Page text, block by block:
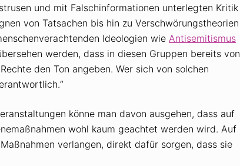
und mit Falschinformationen unterlegten Kritik
von Tatsachen bis hin zu Verschwörungstheorien
Ideologien wie Antisemitismus
werden, dass in diesen Gruppen bereits von
den Ton angeben. Wer sich von solchen
könne man davon ausgehen, dass auf
wohl kaum geachtet werden wird. Auf
verlangen, direkt dafür sorgen, dass sie